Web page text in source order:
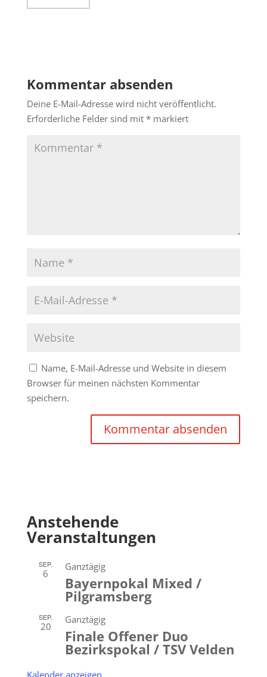
Kommentar absenden
Deine E-Mail-Adresse wird nicht veröffentlicht.
Erforderliche Felder sind mit *markiert
Name, E-Mail-Adresse und Website in diesem
Browser für meinen nächsten Kommentar
speichern.
Anstehende
Veranstaltungen
SEP.
6
Ganztägig
Bayernpokal Mixed /
Pilgramsberg
SEP.
20
Ganztägig
Finale Offener Duo
Bezirkspokal / TSV Velden
Kalender anzeigen